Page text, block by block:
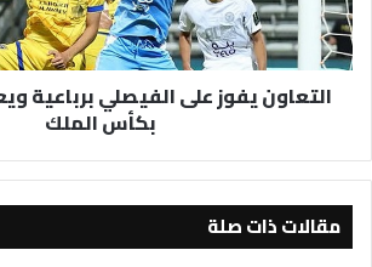
إلى
دور
الـ16
بكأس
بكأس الملك
مقالات ذات صلة